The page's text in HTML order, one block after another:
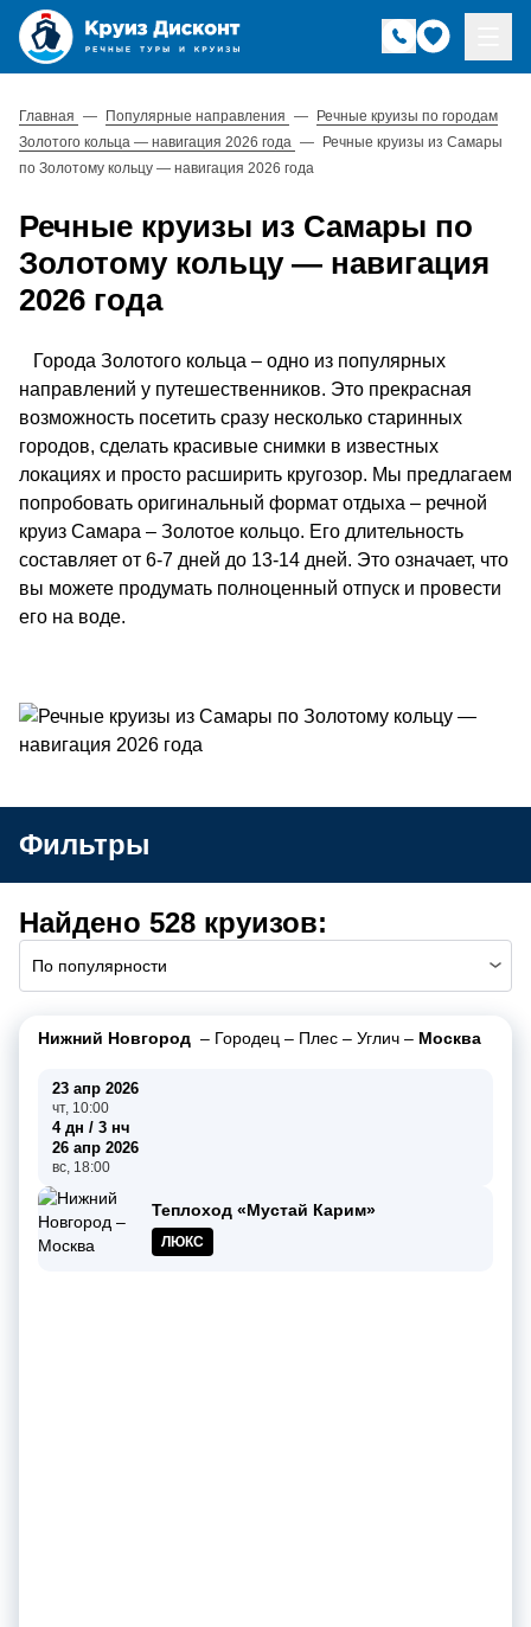
Главная — Популярные направления — Речные круизы по городам
Золотого кольца — навигация 2026 года — Речные круизы из Самары
по Золотому кольцу — навигация 2026 года
Речные круизы из Самары по
Золотому кольцу — навигация
2026 года
Города Золотого кольца – одно из популярных
направлений у путешественников. Это прекрасная
возможность посетить сразу несколько старинных
городов, сделать красивые снимки в известных
локациях и просто расширить кругозор. Мы предлагаем
попробовать оригинальный формат отдыха – речной
круиз Самара – Золотое кольцо. Его длительность
составляет от 6-7 дней до 13-14 дней. Это означает, что
вы можете продумать полноценный отпуск и провести
его на воде.
Фильтры
Найдено 528 круизов:
По популярности
Нижний Новгород – Городец – Плес – Углич – Москва
23 апр 2026
чт, 10:00
4 дн / 3 нч
26 апр 2026
вс, 18:00
Теплоход «Мустай Карим»
ЛЮКС